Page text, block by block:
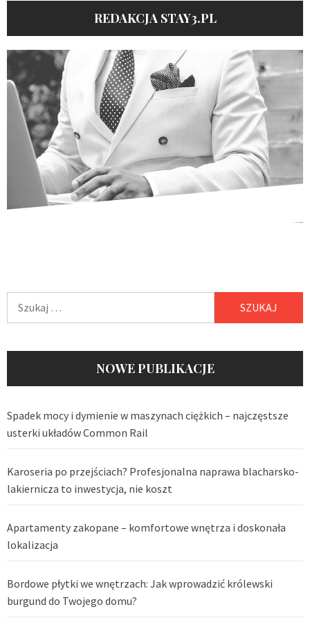
REDAKCJA STAY3.PL
Szukaj:
NOWE PUBLIKACJE
Spadek mocy i dymienie w maszynach ciężkich – najczęstsze
usterki układów Common Rail
Karoseria po przejściach? Profesjonalna naprawa blacharsko-
lakiernicza to inwestycja, nie koszt
Apartamenty zakopane – komfortowe wnętrza i doskonała
lokalizacja
Bordowe płytki we wnętrzach: Jak wprowadzić królewski
burgund do Twojego domu?